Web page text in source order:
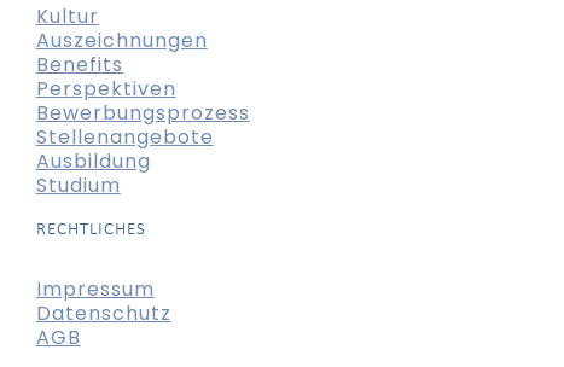
Kultur
Auszeichnungen
Benefits
Perspektiven
Bewerbungsprozess
Stellenangebote
Ausbildung
Studium
RECHTLICHES
Impressum
Datenschutz
AGB